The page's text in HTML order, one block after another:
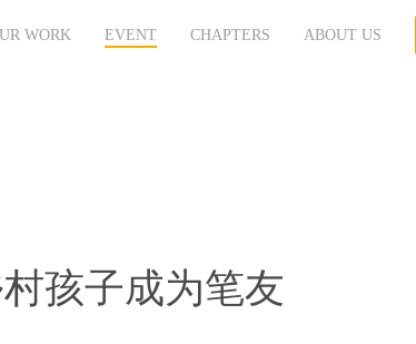
WORK EVENT CHAPTERS ABOUT US
孩子成为笔友